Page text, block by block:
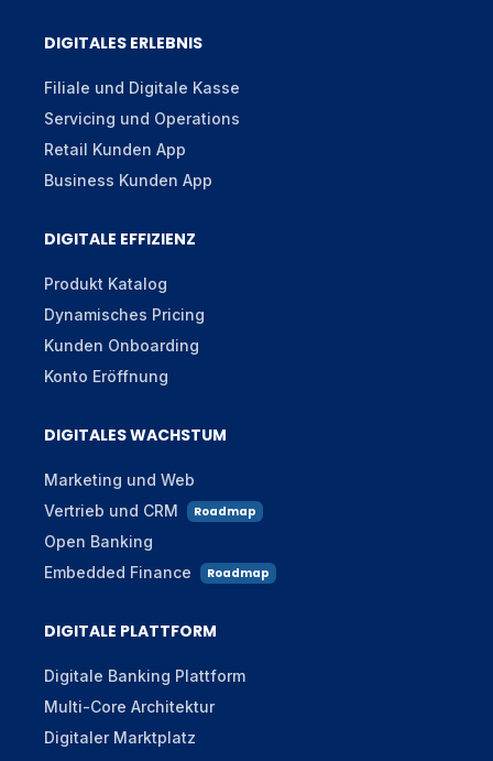
DIGITALES ERLEBNIS
Filiale und Digitale Kasse
Servicing und Operations
Retail Kunden App
Business Kunden App
DIGITALE EFFIZIENZ
Produkt Katalog
Dynamisches Pricing
Kunden Onboarding
Konto Eröffnung
DIGITALES WACHSTUM
Marketing und Web
Vertrieb und CRM
Roadmap
Open Banking
Embedded Finance
Roadmap
DIGITALE PLATTFORM
Digitale Banking Plattform
Multi-Core Architektur
Digitaler Marktplatz